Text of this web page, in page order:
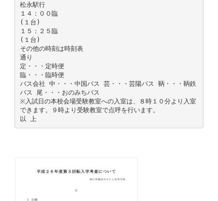
松永駅行
１４：００臨
(１台)
１５：２５臨
(１台)
その他の時刻は時刻表
通り
定・・・定時便
臨・・・臨時便
バス会社 中・・・中国バス 芸・・・芸陽バス 鞆・・・鞆鉄
バス 尾・・・おのみちバス
※入試日の本校会場受験教室への入室は、８時１０分より入室
できます。９時より受験教室で点呼を行います。